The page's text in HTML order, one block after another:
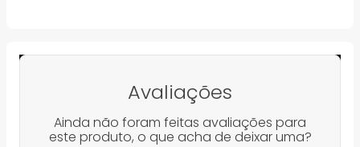
Avaliações
Ainda não foram feitas avaliações para
este produto, o que acha de deixar uma?